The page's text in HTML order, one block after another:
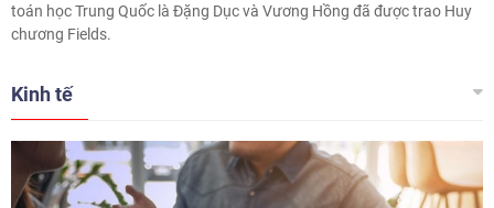
toán học Trung Quốc là Đặng Dục và Vương Hồng đã được trao Huy
chương Fields.
Kinh tế